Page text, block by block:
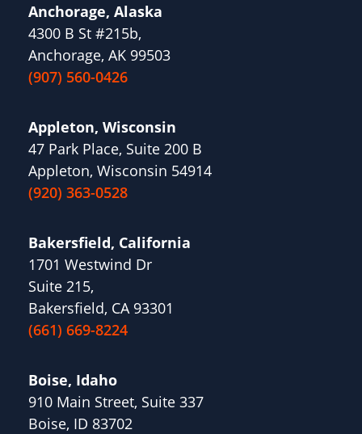
Anchorage, Alaska
4300 B St #215b,
Anchorage, AK 99503
(907) 560-0426
Appleton, Wisconsin
47 Park Place, Suite 200 B
Appleton, Wisconsin 54914
(920) 363-0528
Bakersfield, California
1701 Westwind Dr
Suite 215,
Bakersfield, CA 93301
(661) 669-8224
Boise, Idaho
910 Main Street, Suite 337
Boise, ID 83702